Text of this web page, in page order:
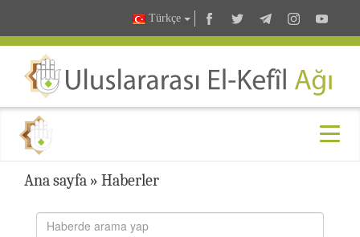
Türkçe
Ana sayfa » Haberler